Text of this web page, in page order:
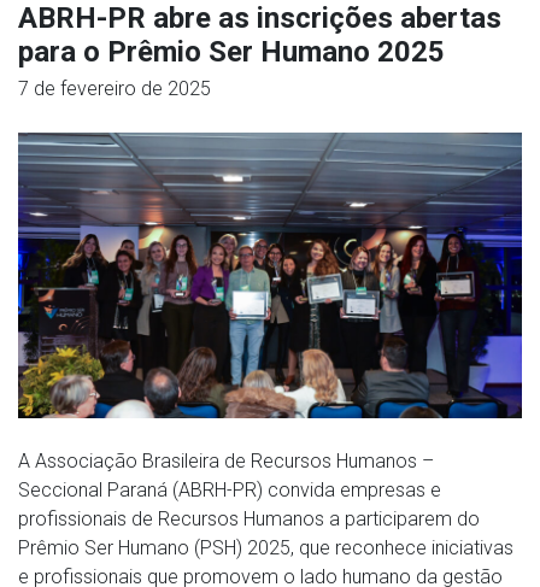
ABRH-PR abre as inscrições abertas
para o Prêmio Ser Humano 2025
7 de fevereiro de 2025
A Associação Brasileira de Recursos Humanos –
Seccional Paraná (ABRH-PR) convida empresas e
profissionais de Recursos Humanos a participarem do
Prêmio Ser Humano (PSH) 2025, que reconhece iniciativas
e profissionais que promovem o lado humano da gestão